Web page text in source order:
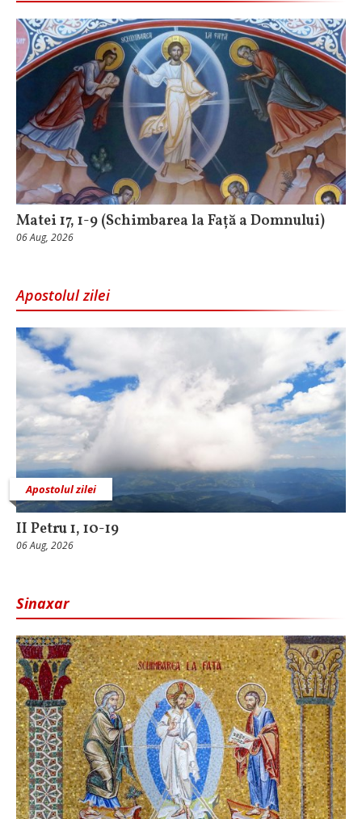
Matei 17, 1-9 (Schimbarea la Față a Domnului)
06 Aug, 2026
Apostolul zilei
Apostolul zilei
II Petru 1, 10-19
06 Aug, 2026
Sinaxar